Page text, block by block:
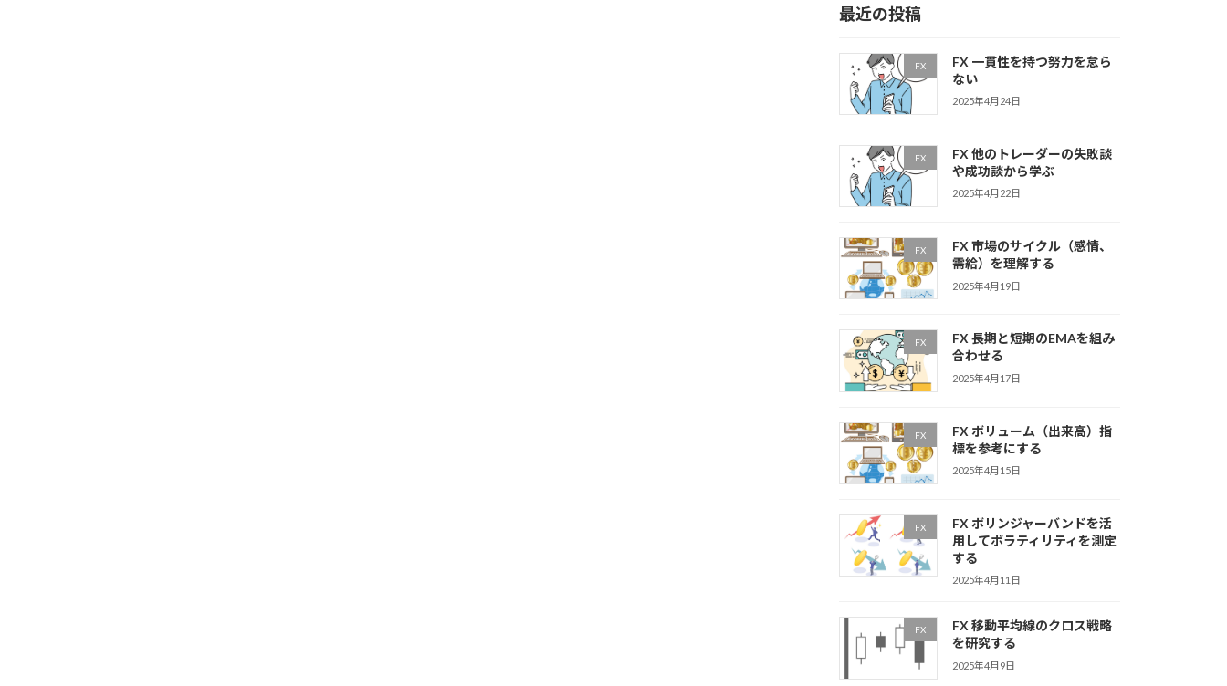
最近の投稿
FX
FX 一貫性を持つ努力を怠ら
ない
2025年4月24日
FX
FX 他のトレーダーの失敗談
や成功談から学ぶ
2025年4月22日
FX
FX 市場のサイクル（感情、
需給）を理解する
2025年4月19日
FX
FX 長期と短期のEMAを組み
合わせる
2025年4月17日
FX
FX ボリューム（出来高）指
標を参考にする
2025年4月15日
FX
FX ボリンジャーバンドを活
用してボラティリティを測定
する
2025年4月11日
FX
FX 移動平均線のクロス戦略
を研究する
2025年4月9日